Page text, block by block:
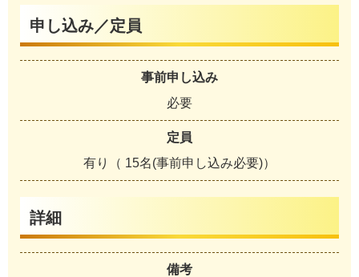
申し込み／定員
事前申し込み
必要
定員
有り（ 15名(事前申し込み必要)）
詳細
備考